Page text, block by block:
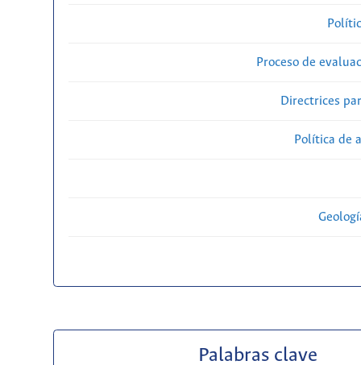
Proceso de
Directrices
Política de
Palabras clave